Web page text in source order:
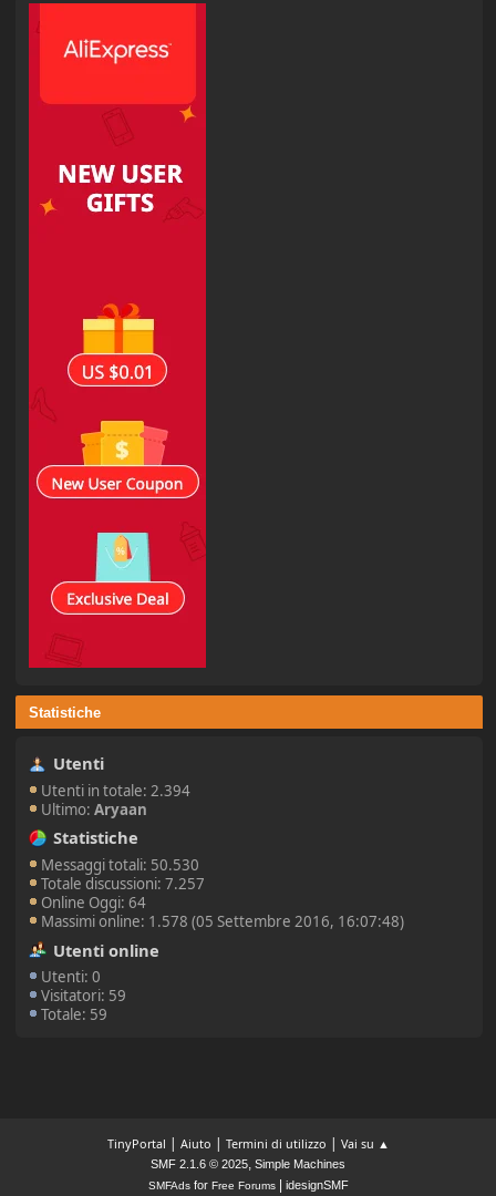
Statistiche
Utenti
Utenti in totale: 2.394
Ultimo:Aryaan
Statistiche
Messaggi totali: 50.530
Totale discussioni: 7.257
Online Oggi: 64
Massimi online: 1.578 (05 Settembre 2016, 16:07:48)
Utenti online
Utenti: 0
Visitatori: 59
Totale: 59
TinyPortal | Aiuto | Termini di utilizzo | Vai su ▲
SMF 2.1.6 © 2025, Simple Machines
SMFAdsfor Free Forums| idesignSMF